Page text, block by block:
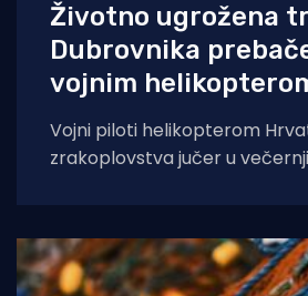
Životno ugrožena
Dubrovnika
vojnim
Vojni piloti helikopterom
zrakoplovstva jučer u